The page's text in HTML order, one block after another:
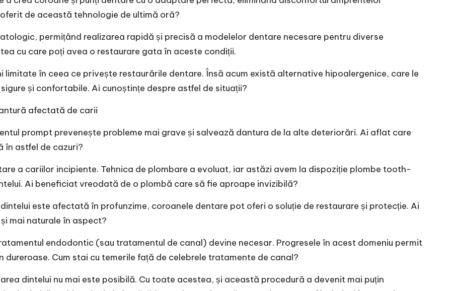
de această tehnologie de ultimă oră?
permițând realizarea rapidă și precisă a modelelor dentare necesare pentru diverse
cu care poți avea o restaurare gata în aceste condiții.
limitate în ceea ce privește restaurările dentare. Însă acum există alternative hipoalergenice, care le
și confortabile. Ai cunoștințe despre astfel de situații?
afectată de carii
prompt prevenește probleme mai grave și salvează dantura de la alte deteriorări. Ai aflat care
în astfel de cazuri?
a cariilor incipiente. Tehnica de plombare a evoluat, iar astăzi avem la dispoziție plombe tooth-
Ai beneficiat vreodată de o plombă care să fie aproape invizibilă?
este afectată în profunzime, coroanele dentare pot oferi o soluție de restaurare și protecție. Ai
mai naturale în aspect?
endodontic (sau tratamentul de canal) devine necesar. Progresele în acest domeniu permit
Cum stai cu temerile față de celebrele tratamente de canal?
dintelui nu mai este posibilă. Cu toate acestea, și această procedură a devenit mai puțin